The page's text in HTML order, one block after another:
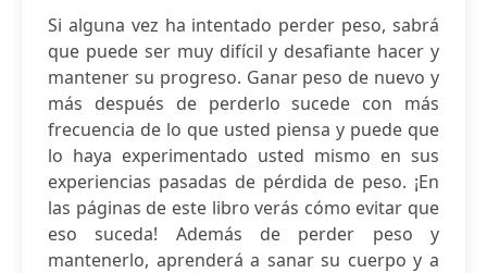
Si alguna vez ha intentado perder peso, sabrá
que puede ser muy difícil y desafiante hacer y
mantener su progreso. Ganar peso de nuevo y
más después de perderlo sucede con más
frecuencia de lo que usted piensa y puede que
lo haya experimentado usted mismo en sus
experiencias pasadas de pérdida de peso. ¡En
las páginas de este libro verás cómo evitar que
eso suceda! Además de perder peso y
mantenerlo, aprenderá a sanar su cuerpo y a